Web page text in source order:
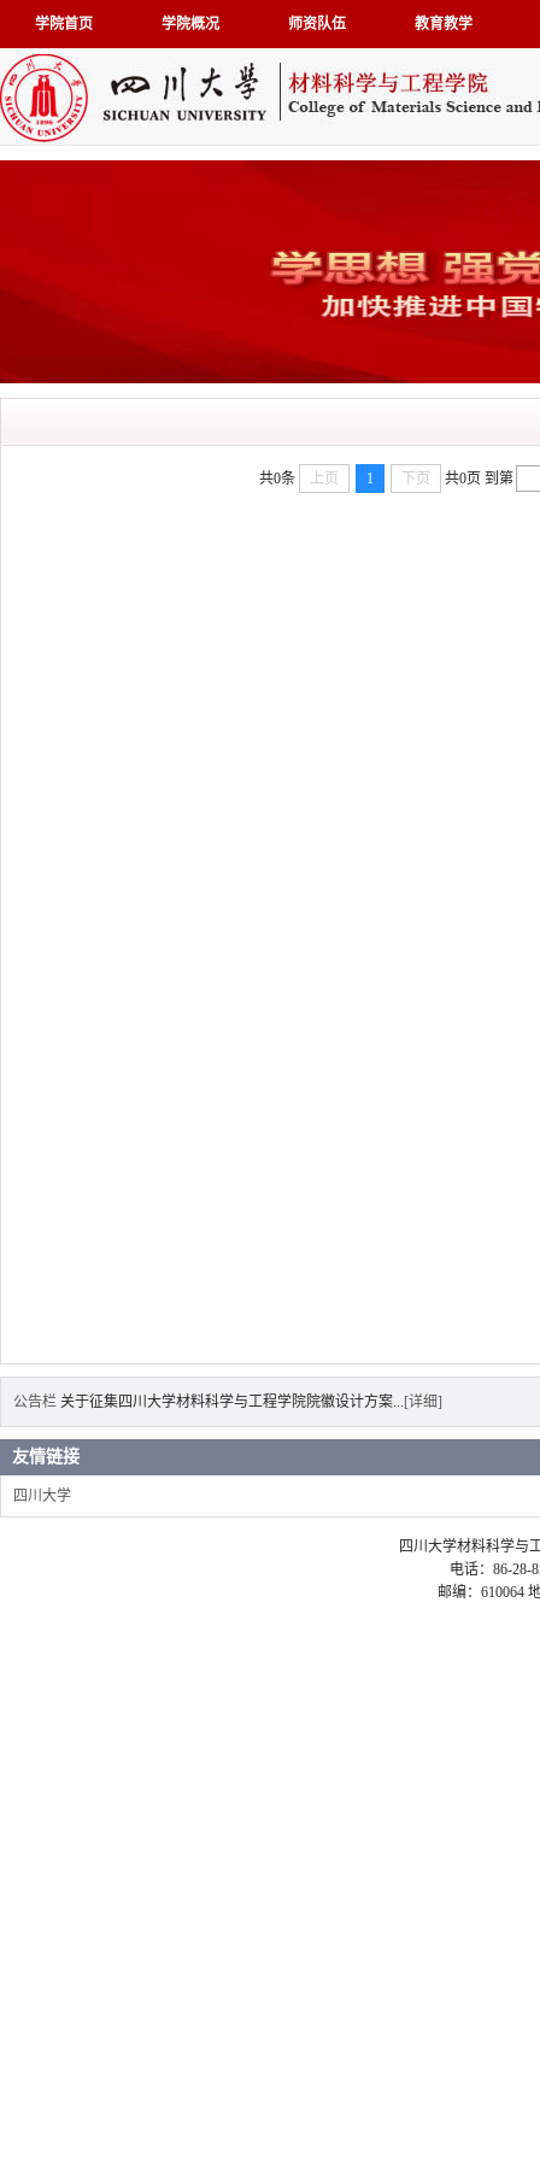
学院首页 学院概况 师资队伍 教育教学
共0条 上页 1 下页 共0页 到第
公告栏 关于征集四川大学材料科学与工程学院院徽设计方案... [详细]
友情链接
四川大学
四川大学材料科学与
电话：86-28-
邮编：610064